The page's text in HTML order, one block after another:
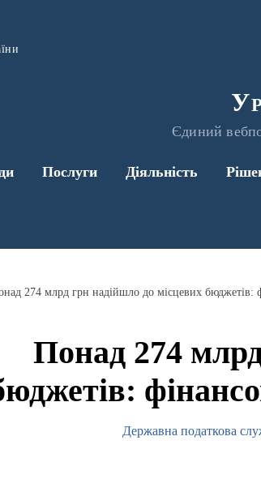
Єдиний
Послуги Діяльність
274 млрд грн надійшло до місцевих бюджетів:
Понад 274
Державна податкова